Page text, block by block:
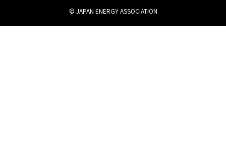
© JAPAN ENERGY ASSOCIATION